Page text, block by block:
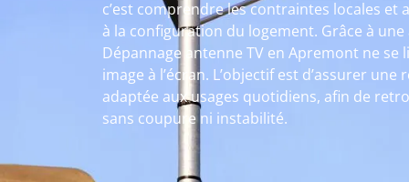
c’est comprendre les contraintes locales
à la configuration du logement. Grâce à
Dépannage antenne TV en Apremont ne
image à l’écran. L’objectif est d’assurer
adaptée aux usages quotidiens, afin de
sans coupure ni instabilité.